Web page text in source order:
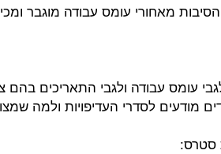
מאחורי עומס עבודה מוגבר
עומס עבודה ולגבי התאריכים בהם
מודעים לסדרי העדיפויות ולמה